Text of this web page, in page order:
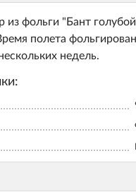
фольги "Бант
полета
недель.